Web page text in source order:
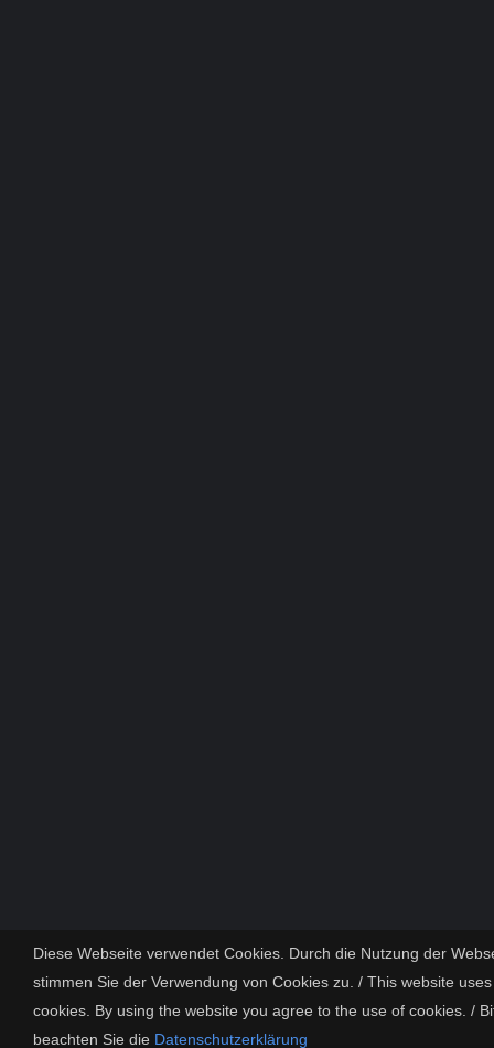
Diese Webseite verwendet Cookies. Durch die Nutzung der
stimmen Sie der Verwendung von Cookies zu. / This website uses
cookies. By using the website you agree to the use of cookies. /
beachten Sie die Datenschutzerklärung